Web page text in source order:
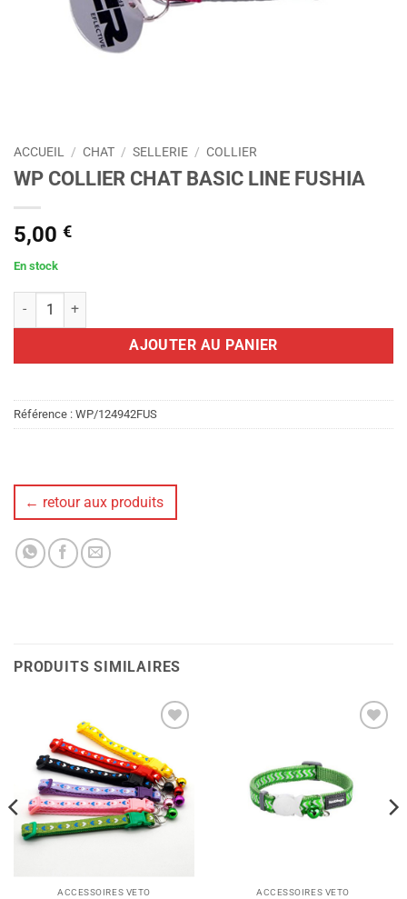
ACCUEIL / CHAT / SELLERIE / COLLIER
WP COLLIER CHAT BASIC LINE FUSHIA
5,00 €
En stock
quantité de WP COLLIER CHAT BASIC LINE FUSHIA
AJOUTER AU PANIER
Référence : WP/124942FUS
← retour aux produits
PRODUITS SIMILAIRES
à la liste
de
souhaits
ACCESSOIRES VETO
souhaits
ACCESSOIRES VETO